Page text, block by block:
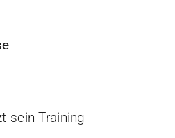
sein Training